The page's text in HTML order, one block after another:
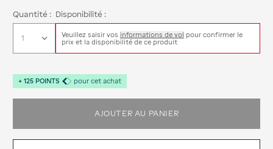
Quantité : Disponibilité :
Veuillez saisir vos informations de vol pour confirmer le
prix et la disponibilité de ce produit
+ 125 POINTS pour cet achat
AJOUTER AU PANIER